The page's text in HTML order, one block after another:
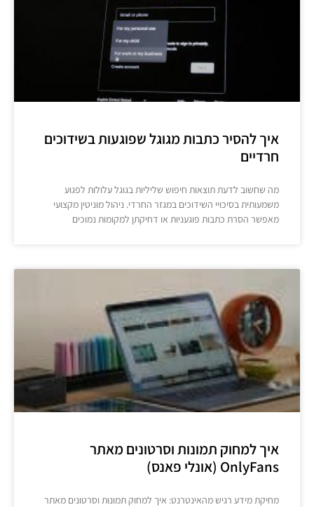
איך להסיר כתבות מגוגל שפוגעות בשידוכים
חרדיים
מה שחשוב לדעת תוצאות חיפוש שליליות בגוגל עלולות לפגוע
משמעותית בסיכויי השידוכים במגזר החרדי. ניהול מוניטין מקצועי
מאפשר הסרת כתבות פוגעניות או דחיקתן למקומות נמוכים
איך למחוק תמונות וסרטונים מאתר
OnlyFans (אונלי פאנס)
מחיקת מידע רגיש מהאינטרנט: איך למחוק תמונות וסרטונים מאתר